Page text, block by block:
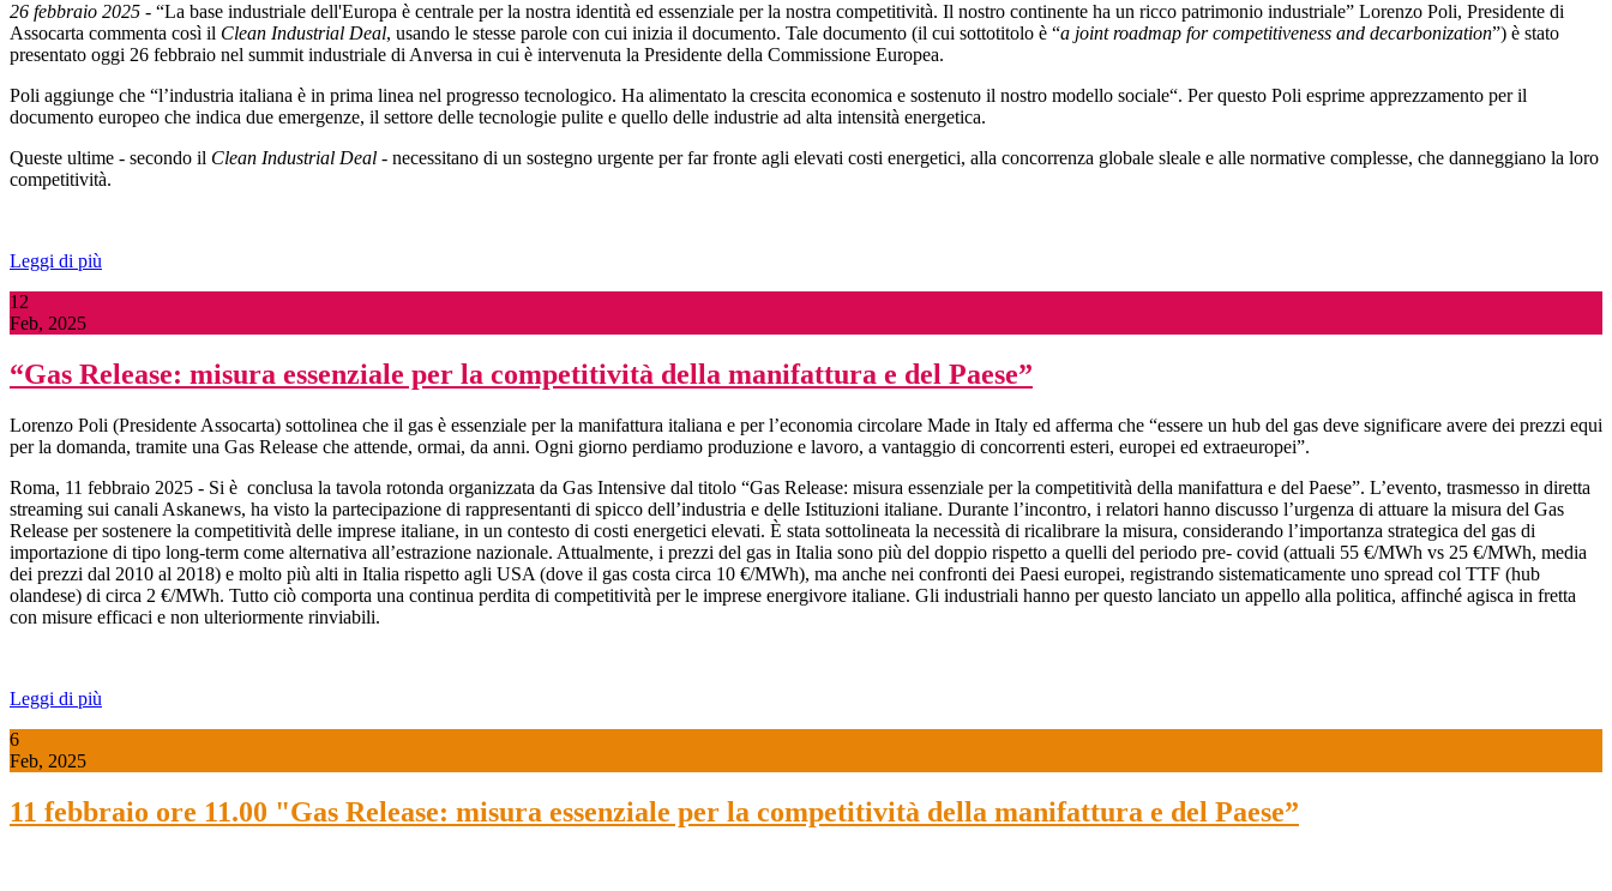
26 febbraio 2025 - “La base industriale dell'Europa è centrale per la nostra identità ed essenziale per la nostra competitività. Il nostro continente ha un ricco patrimonio industriale” Lorenzo Poli, Presidente di
Assocarta commenta così il Clean Industrial Deal, usando le stesse parole con cui inizia il documento. Tale documento (il cui sottotitolo è “a joint roadmap for competitiveness and decarbonization”) è stato
presentato oggi 26 febbraio nel summit industriale di Anversa in cui è intervenuta la Presidente della Commissione Europea.
Poli aggiunge che “l’industria italiana è in prima linea nel progresso tecnologico. Ha alimentato la crescita economica e sostenuto il nostro modello sociale“. Per questo Poli esprime apprezzamento per il
documento europeo che indica due emergenze, il settore delle tecnologie pulite e quello delle industrie ad alta intensità energetica.
Queste ultime - secondo il Clean Industrial Deal - necessitano di un sostegno urgente per far fronte agli elevati costi energetici, alla concorrenza globale sleale e alle normative complesse, che danneggiano la loro
competitività.
Leggi di più
12
Feb, 2025
“Gas Release: misura essenziale per la competitività della manifattura e del Paese”
Lorenzo Poli (Presidente Assocarta) sottolinea che il gas è essenziale per la manifattura italiana e per l’economia circolare Made in Italy ed afferma che “essere un hub del gas deve significare avere dei prezzi equi
per la domanda, tramite una Gas Release che attende, ormai, da anni. Ogni giorno perdiamo produzione e lavoro, a vantaggio di concorrenti esteri, europei ed extraeuropei”.
Roma, 11 febbraio 2025 - Si è conclusa la tavola rotonda organizzata da Gas Intensive dal titolo “Gas Release: misura essenziale per la competitività della manifattura e del Paese”. L’evento, trasmesso in diretta
streaming sui canali Askanews, ha visto la partecipazione di rappresentanti di spicco dell’industria e delle Istituzioni italiane. Durante l’incontro, i relatori hanno discusso l’urgenza di attuare la misura del Gas
Release per sostenere la competitività delle imprese italiane, in un contesto di costi energetici elevati. È stata sottolineata la necessità di ricalibrare la misura, considerando l’importanza strategica del gas di
importazione di tipo long-term come alternativa all’estrazione nazionale. Attualmente, i prezzi del gas in Italia sono più del doppio rispetto a quelli del periodo pre- covid (attuali 55 €/MWh vs 25 €/MWh, media
dei prezzi dal 2010 al 2018) e molto più alti in Italia rispetto agli USA (dove il gas costa circa 10 €/MWh), ma anche nei confronti dei Paesi europei, registrando sistematicamente uno spread col TTF (hub
olandese) di circa 2 €/MWh. Tutto ciò comporta una continua perdita di competitività per le imprese energivore italiane. Gli industriali hanno per questo lanciato un appello alla politica, affinché agisca in fretta
con misure efficaci e non ulteriormente rinviabili.
Leggi di più
6
Feb, 2025
11 febbraio ore 11.00 "Gas Release: misura essenziale per la competitività della manifattura e del Paese”